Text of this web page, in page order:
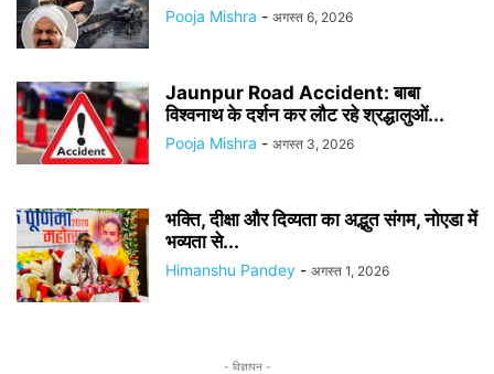
Pooja Mishra - अगस्त 6, 2026
Jaunpur Road Accident: बाबा
विश्वनाथ के दर्शन कर लौट रहे श्रद्धालुओं...
Pooja Mishra - अगस्त 3, 2026
भक्ति, दीक्षा और दिव्यता का अद्भुत संगम, नोएडा में
भव्यता से...
Himanshu Pandey - अगस्त 1, 2026
- विज्ञापन -